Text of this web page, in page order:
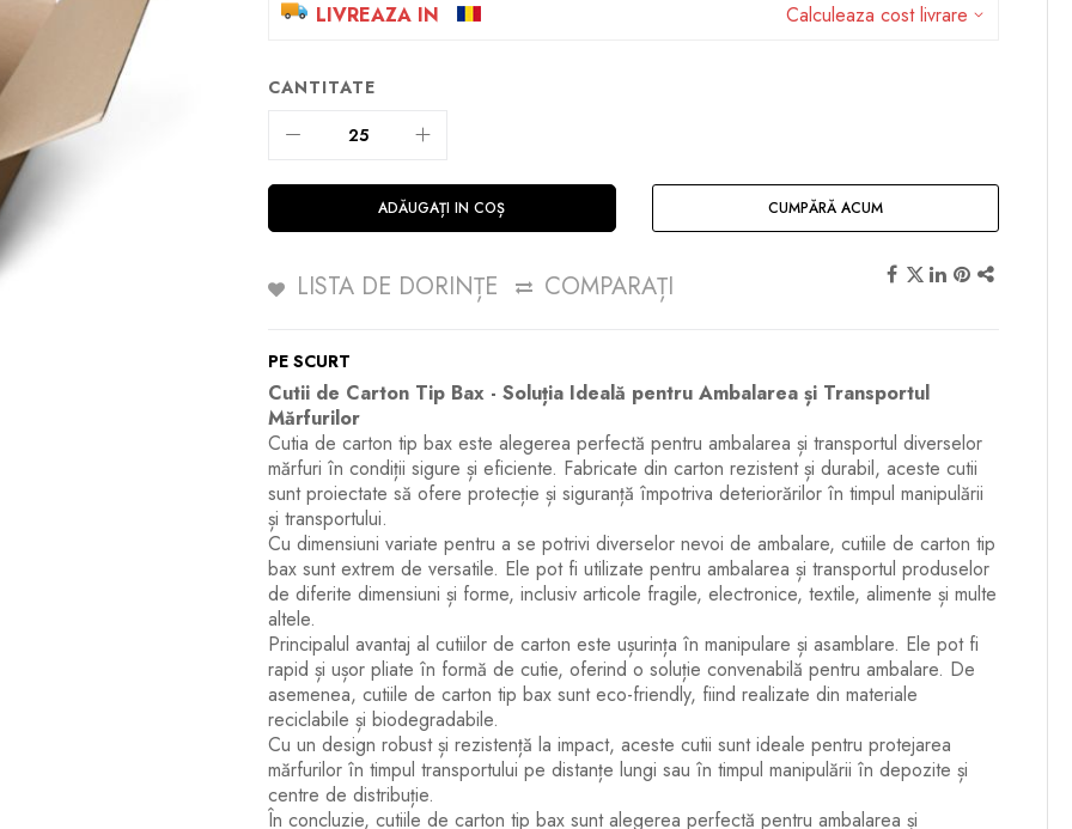
LIVREAZA IN Calculeaza cost livrare
CANTITATE
ADĂUGAȚI IN COȘ CUMPĂRĂ ACUM
LISTA DE DORINȚE COMPARAȚI
PE SCURT
Cutii de Carton Tip Bax - Soluția Ideală pentru Ambalarea și Transportul
Mărfurilor
Cutia de carton tip bax este alegerea perfectă pentru ambalarea și transportul diverselor
mărfuri în condiții sigure și eficiente. Fabricate din carton rezistent și durabil, aceste cutii
sunt proiectate să ofere protecție și siguranță împotriva deteriorărilor în timpul manipulării
și transportului.
Cu dimensiuni variate pentru a se potrivi diverselor nevoi de ambalare, cutiile de carton tip
bax sunt extrem de versatile. Ele pot fi utilizate pentru ambalarea și transportul produselor
de diferite dimensiuni și forme, inclusiv articole fragile, electronice, textile, alimente și multe
altele.
Principalul avantaj al cutiilor de carton este ușurința în manipulare și asamblare. Ele pot fi
rapid și ușor pliate în formă de cutie, oferind o soluție convenabilă pentru ambalare. De
asemenea, cutiile de carton tip bax sunt eco-friendly, fiind realizate din materiale
reciclabile și biodegradabile.
Cu un design robust și rezistență la impact, aceste cutii sunt ideale pentru protejarea
mărfurilor în timpul transportului pe distanțe lungi sau în timpul manipulării în depozite și
centre de distribuție.
În concluzie, cutiile de carton tip bax sunt alegerea perfectă pentru ambalarea și